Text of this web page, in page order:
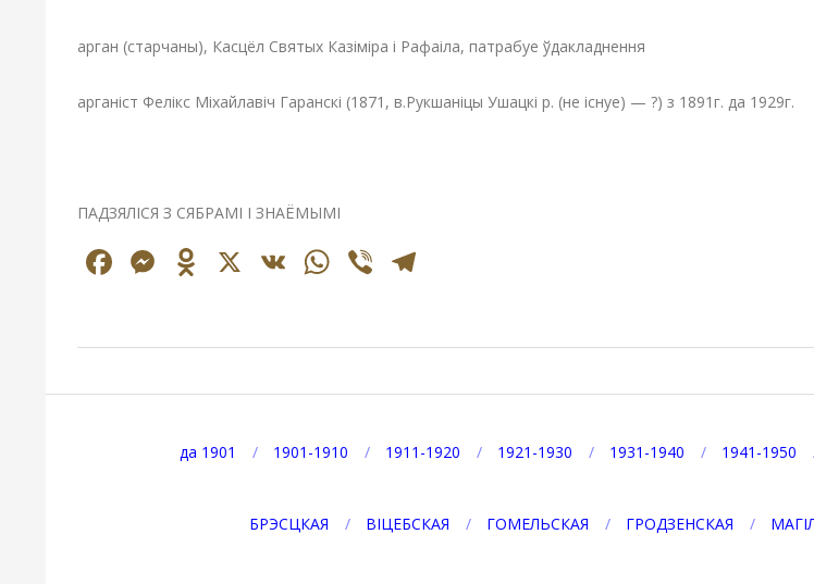
арган (старчаны), Касцёл Святых Казіміра і Рафаіла, патрабуе ўдакладнення
арганіст Фелікс Міхайлавіч Гаранскі (1871, в.Рукшаніцы Ушацкі р. (не існуе) — ?) з 1891г. да 1929г.
ПАДЗЯЛІСЯ З СЯБРАМІ І ЗНАЁМЫМІ
Facebook
Messenger
Odnoklassniki
X VK WhatsApp
Viber
11-
да 1901
1901-1910 1911-1920 1921-1930 1931-1940 1941-1950
БРЭСЦКАЯ ВІЦЕБСКАЯ ГОМЕЛЬСКАЯ ГРОДЗЕНСКАЯ